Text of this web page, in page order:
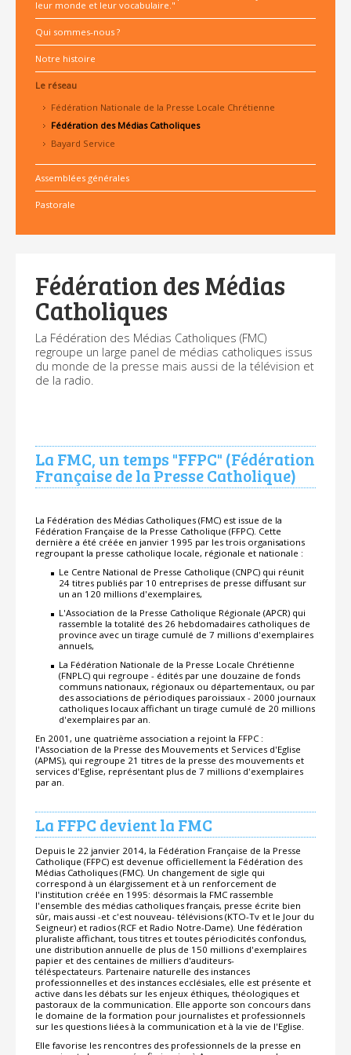
leur monde et leur vocabulaire."
Qui sommes-nous ?
Notre histoire
Le réseau
Fédération Nationale de la Presse Locale Chrétienne
Fédération des Médias Catholiques
Bayard Service
Assemblées générales
Pastorale
Fédération des Médias
Catholiques
La Fédération des Médias Catholiques (FMC)
regroupe un large panel de médias catholiques issus
du monde de la presse mais aussi de la télévision et
de la radio.
La FMC, un temps "FFPC" (Fédération
Française de la Presse Catholique)
La Fédération des Médias Catholiques (FMC) est issue de la
Fédération Française de la Presse Catholique (FFPC). Cette
dernière a été créée en janvier 1995 par les trois organisations
regroupant la presse catholique locale, régionale et nationale :
Le Centre National de Presse Catholique (CNPC) qui réunit
24 titres publiés par 10 entreprises de presse diffusant sur
un an 120 millions d'exemplaires,
L'Association de la Presse Catholique Régionale (APCR) qui
rassemble la totalité des 26 hebdomadaires catholiques de
province avec un tirage cumulé de 7 millions d'exemplaires
annuels,
La Fédération Nationale de la Presse Locale Chrétienne
(FNPLC) qui regroupe - édités par une douzaine de fonds
communs nationaux, régionaux ou départementaux, ou par
des associations de périodiques paroissiaux - 2000 journaux
catholiques locaux affichant un tirage cumulé de 20 millions
d'exemplaires par an.
En 2001, une quatrième association a rejoint la FFPC :
l'Association de la Presse des Mouvements et Services d'Eglise
(APMS), qui regroupe 21 titres de la presse des mouvements et
services d'Eglise, représentant plus de 7 millions d'exemplaires
par an.
La FFPC devient la FMC
Depuis le 22 janvier 2014, la Fédération Française de la Presse
Catholique (FFPC) est devenue officiellement la Fédération des
Médias Catholiques (FMC). Un changement de sigle qui
correspond à un élargissement et à un renforcement de
l'institution créée en 1995: désormais la FMC rassemble
l'ensemble des médias catholiques français, presse écrite bien
sûr, mais aussi -et c'est nouveau- télévisions (KTO-Tv et le Jour du
Seigneur) et radios (RCF et Radio Notre-Dame). Une fédération
pluraliste affichant, tous titres et toutes périodicités confondus,
une distribution annuelle de plus de 150 millions d'exemplaires
papier et des centaines de milliers d'auditeurs-
téléspectateurs. Partenaire naturelle des instances
professionnelles et des instances ecclésiales, elle est présente et
active dans les débats sur les enjeux éthiques, théologiques et
pastoraux de la communication. Elle apporte son concours dans
le domaine de la formation pour journalistes et professionnels
sur les questions liées à la communication et à la vie de l'Eglise.
Elle favorise les rencontres des professionnels de la presse en